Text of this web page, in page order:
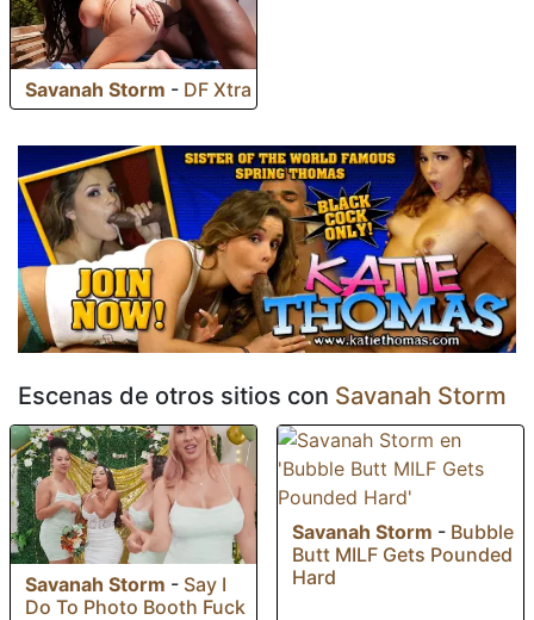
Savanah Storm - DF Xtra
Escenas de otros sitios con Savanah Storm
Savanah Storm - Say I
Do To Photo Booth Fuck
Savanah Storm - Bubble
Butt MILF Gets Pounded
Hard